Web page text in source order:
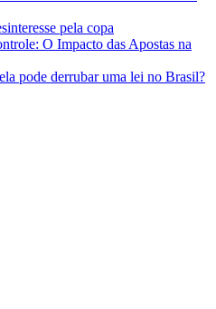
pela copa
O Impacto das Apostas na
pode derrubar uma lei no Brasil?